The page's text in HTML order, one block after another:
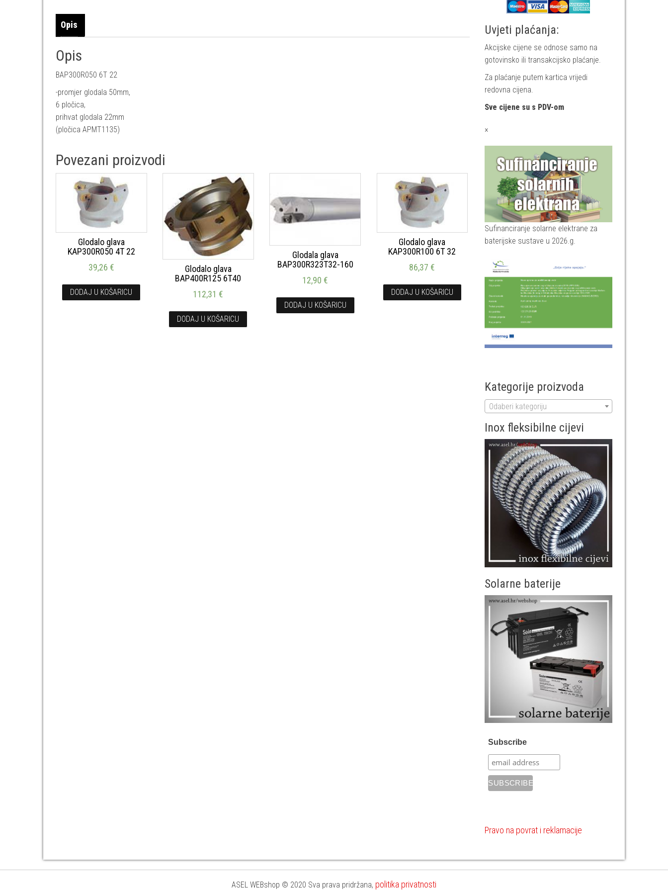
Opis
Opis
BAP300R050 6T 22
-promjer glodala 50mm,
6 pločica,
prihvat glodala 22mm
(pločica APMT1135)
Povezani proizvodi
Glodalo glava
KAP300R050 4T 22
39,26 €
DODAJ U KOŠARICU
Glodalo glava
BAP400R125 6T40
112,31€
DODAJ U KOŠARICU
Glodala glava
BAP300R323T32-160
12,90€
DODAJ U KOŠARICU
Glodalo glava
KAP300R100 6T 32
86,37€
DODAJ U KOŠARICU
Uvjeti plaćanja:
Akcijske cijene se odnose samo na
gotovinsko ili transakcijsko plaćanje.
Za plaćanje putem kartica vrijedi
redovna cijena.
Sve cijene su s PDV-om
×
Sufinanciranje solarne elektrane za
baterijske sustave u 2026.g.
Kategorije proizvoda
Odaberi kategoriju
Inox fleksibilne cijevi
Solarne baterije
Subscribe
Pravo na povrat i reklamacije
ASEL WEBshop © 2020 Sva prava pridržana, politika privatnosti